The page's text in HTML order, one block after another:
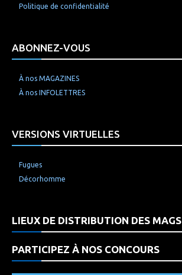
Politique de confidentialité
ABONNEZ-VOUS
À nos MAGAZINES
À nos INFOLETTRES
VERSIONS VIRTUELLES
Fugues
Décorhomme
LIEUX DE DISTRIBUTION DES MAGS
PARTICIPEZ À NOS CONCOURS